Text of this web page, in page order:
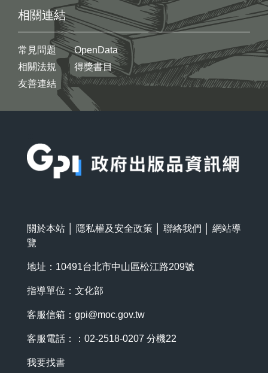
相關連結
常見問題
相關法規
友善連結
OpenData
得獎書目
關於本站 隱私權及安全政策 聯絡我們
網站導
覽
地址：10491台北市中山區松江路209號
指導單位：文化部
客服信箱： gpi@moc.gov.tw
客服電話：：02-2518-0207 分機22
我要找書